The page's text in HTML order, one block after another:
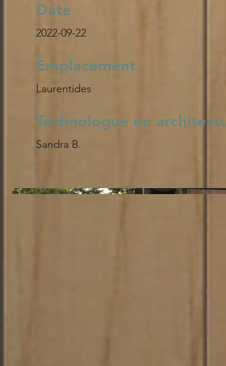
Date
2022-09-22
Emplacement
Laurentides
Technologue en
Sandra B.